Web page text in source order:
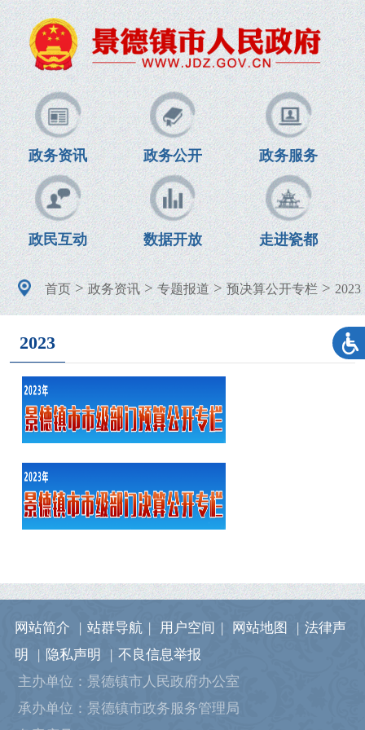
政务资讯 政务公开 政务服务
政民互动 数据开放 走进瓷都
首页>政务资讯>专题报道>预决算公开专栏>2023
2023
网站简介 站群导航 用户空间 网站地图
法律声
明
隐私声明
不良信息举报
主办单位：景德镇市人民政府办公室
承办单位：景德镇市政务服务管理局